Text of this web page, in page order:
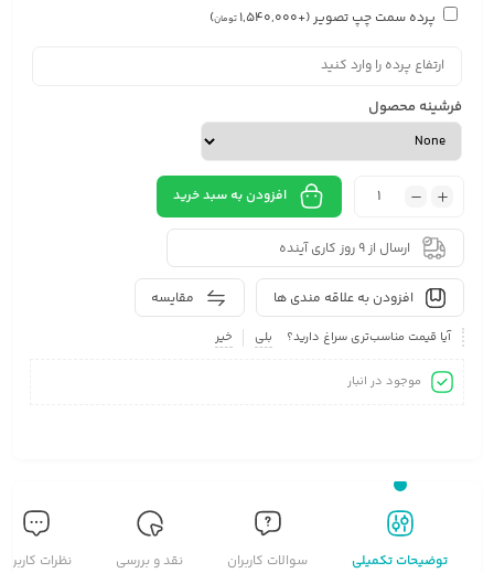
پرده سمت چپ تصویر(+
1,540,000 تومان)
فرشینه محصول
افزودن به سبد خرید
ارسال از 9 روز کاری آینده
مقایسه افزودن به علاقه مندی ها
آیا قیمت مناسب‌تری سراغ دارید؟ بلی خیر
موجود در انبار
توضیحات تکمیلی سوالات کاربران نقد و بررسی نظرات کاربران